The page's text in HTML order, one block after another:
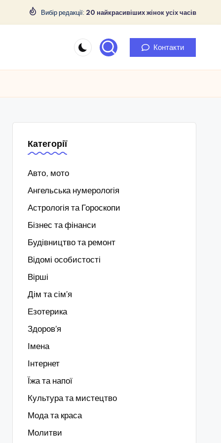
Вибір редакції: 20 найкрасивіших жінок усіх часів
Контакти
Категорії
Авто, мото
Ангельська нумерологія
Астрологія та Гороскопи
Бізнес та фінанси
Будівництво та ремонт
Відомі особистості
Вірші
Дім та сім'я
Езотерика
Здоров’я
Імена
Інтернет
Їжа та напої
Культура та мистецтво
Мода та краса
Молитви